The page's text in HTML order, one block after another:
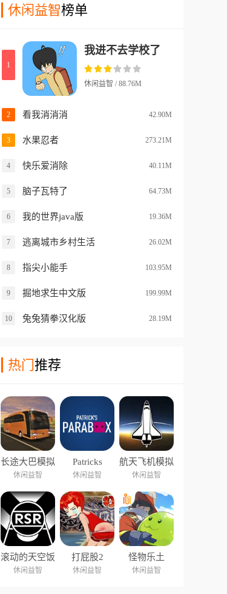
当中也有很多区别，还有一些
出现漏洞!
当中的部分角色来进行游戏，
方式直接对对手发动攻击，同
样对手也可以想办法来攻击
你！游戏中具体如何操作游玩
还是非常复杂的，不同的局面
下如何处理都需要玩家们自己
休闲益智榜单
1
我进不去学校了
休闲益智 / 88.76M
2 看我消消消 42.90M
3 水果忍者 273.21M
4 快乐爱消除 40.11M
5 脑子瓦特了 64.73M
6 我的世界java版 19.36M
7 逃离城市乡村生活 26.02M
8 指尖小能手 103.95M
9 掘地求生中文版 199.99M
10 兔兔猜拳汉化版 28.19M
热门推荐
长途大巴模拟
器中文版
休闲益智
Patricks
Parabox
休闲益智
航天飞机模拟
器2
休闲益智
滚动的天空饭
制版
休闲益智
打屁股2
休闲益智
怪物乐土
休闲益智